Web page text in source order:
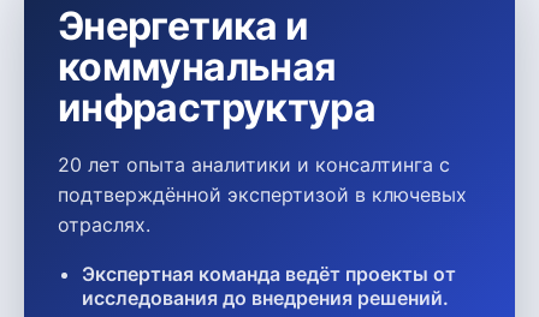
Энергетика и
коммунальная
инфраструктура
20 лет опыта аналитики и консалтинга с
подтверждённой экспертизой в ключевых
отраслях.
Экспертная команда ведёт проекты от
исследования до внедрения решений.